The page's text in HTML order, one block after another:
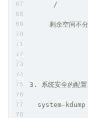
/
剩余空
3. 系统安全的配置
system-kdump